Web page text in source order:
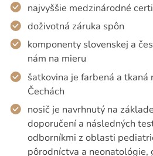
najvyššie medzinárodné
doživotná záruka spôn
komponenty slovenskej a
nám na mieru
šatkovina je farbená a tkaná
Čechách
nosič je navrhnutý na
doporučení a následných
odborníkmi z oblasti
pôrodníctva a neonatológie,